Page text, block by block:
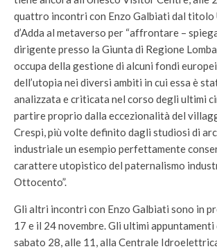
quattro incontri con Enzo Galbiati dal titolo
d’Adda al metaverso per “affrontare –
dirigente presso la Giunta di Regione
occupa della gestione di alcuni fondi
dell’utopia nei diversi ambiti in cui essa è
analizzata e criticata nel corso degli ultimi
partire proprio dalla eccezionalità del
Crespi, più volte definito dagli studiosi di
industriale un esempio perfettamente
carattere utopistico del paternalismo
Ottocento”.
Gli altri incontri con Enzo Galbiati sono in
17 e il 24 novembre. Gli ultimi
sabato 28, alle 11, alla Centrale